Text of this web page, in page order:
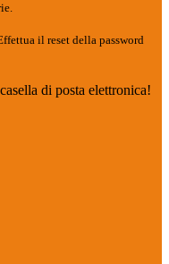
il reset della password
di posta elettronica!